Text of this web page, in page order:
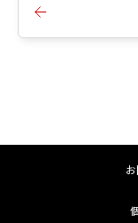
作成する機能を
2.表紙指定機
■Ver.2.60から